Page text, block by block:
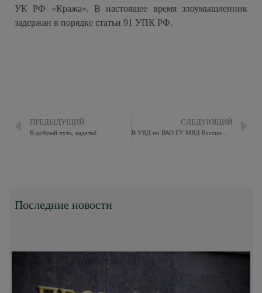
УК РФ «Кража». В настоящее время злоумышленник
задержан в порядке статьи 91 УПК РФ.
ПРЕДЫДУЩИЙ
В добрый путь, кадеты!
СЛЕДУЮЩИЙ
Последние новости